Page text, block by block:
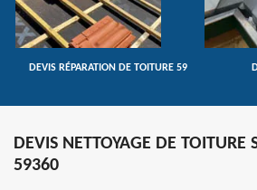
DEVIS RÉPARATION DE TOITURE 59
DEVIS NETTOYAGE DE TOITURE
59360